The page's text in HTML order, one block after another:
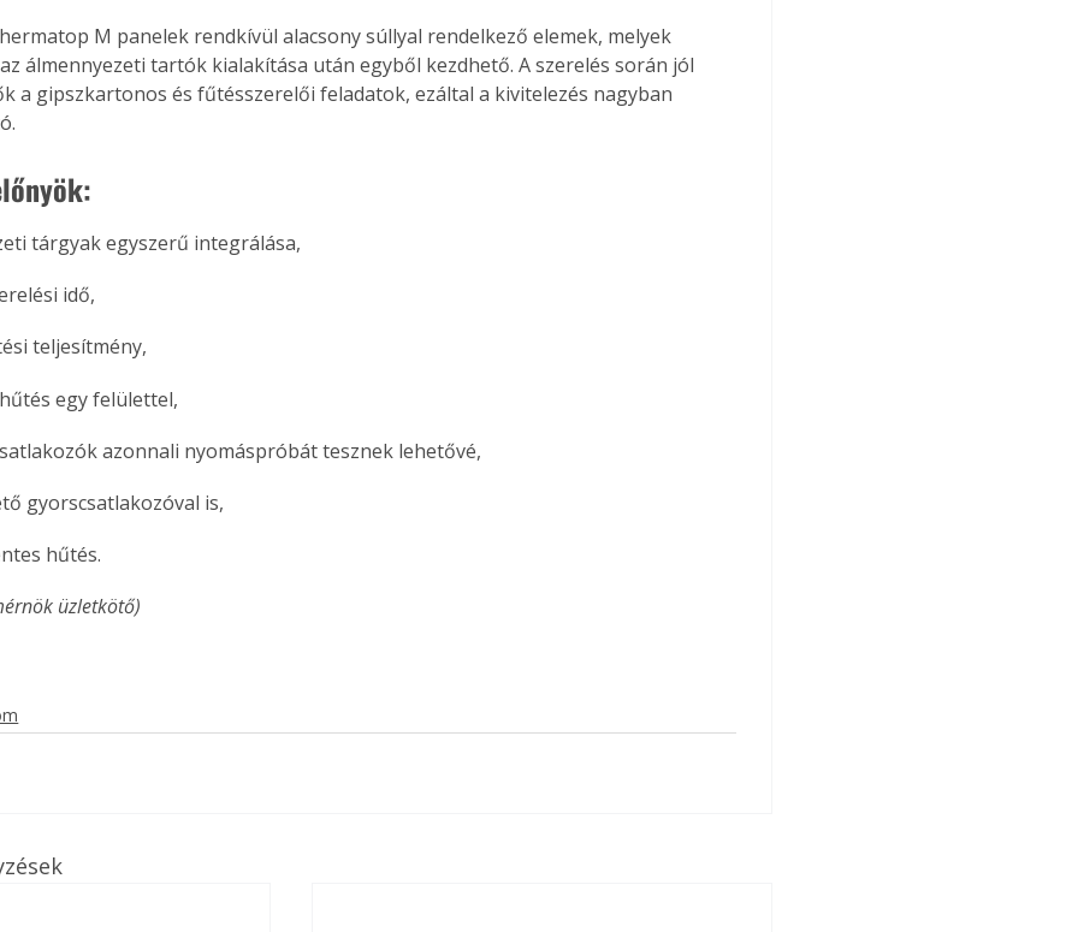
M panelek rendkívül alacsony súllyal rendelkező elemek, melyek
álmennyezeti tartók kialakítása után egyből kezdhető. A szerelés során jól
a gipszkartonos és fűtésszerelői feladatok, ezáltal a kivitelezés nagyban
tárgyak egyszerű integrálása,
idő,
teljesítmény,
egy felülettel,
azonnali nyomáspróbát tesznek lehetővé,
gyorscsatlakozóval is,
hűtés.
üzletkötő)